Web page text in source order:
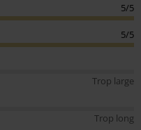
5/5
5/5
Trop large
Trop long